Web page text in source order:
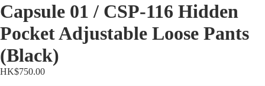
Capsule 01 / CSP-116 Hidden
Pocket Adjustable Loose Pants
(Black)
HK$750.00